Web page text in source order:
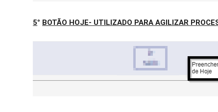
5° BOTÃO HOJE- UTILIZADO PARA AGILIZAR